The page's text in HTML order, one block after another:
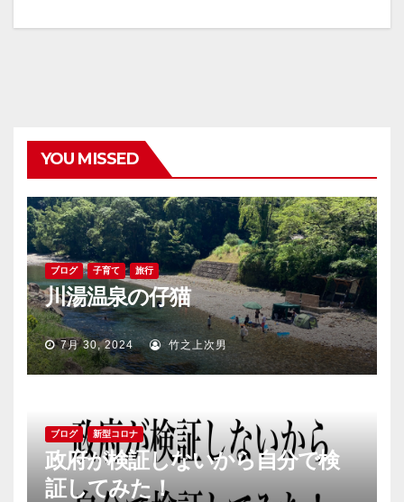
YOU MISSED
ブログ 子育て 旅行
川湯温泉の仔猫
7月 30, 2024 竹之上次男
ブログ 新型コロナ
政府が検証しないから自分で検
証してみた！